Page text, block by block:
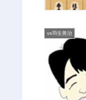
vs羽生善治